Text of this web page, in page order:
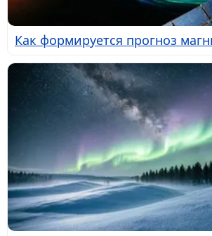
Как формируется прогноз